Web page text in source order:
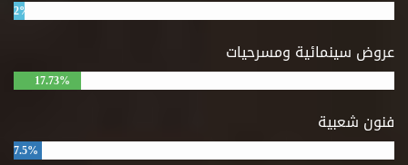
2%
عروض سينمائية ومسرحيات
17.73%
فنون شعبية
7.5%